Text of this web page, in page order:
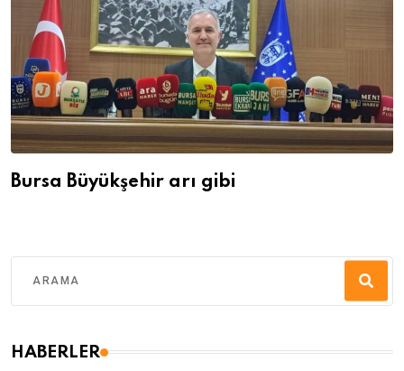
Bursa Büyükşehir arı gibi
HABERLER